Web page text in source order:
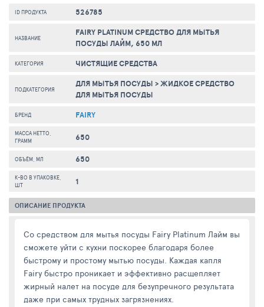
ID ПРОДУКТА 526785
НАЗВАНИЕ
FAIRY PLATINUM СРЕДСТВО ДЛЯ МЫТЬЯ
ПОСУДЫ ЛАЙМ, 650 МЛ
КАТЕГОРИЯ ЧИСТЯЩИЕ СРЕДСТВА
ПОДКАТЕГОРИЯ ДЛЯ МЫТЬЯ ПОСУДЫ >ЖИДКОЕ СРЕДСТВО
ДЛЯ МЫТЬЯ ПОСУДЫ
БРЕНД FAIRY
МАССА НЕТТО,
ГРАММ
650
ОБЪЁМ, МЛ 650
К-ВО В УПАКОВКЕ,
ШТ
1
ОПИСАНИЕ ПРОДУКТА
Со средством для мытья посуды Fairy Platinum Лайм вы
сможете уйти с кухни поскорее благодаря более
быстрому и простому мытью посуды. Каждая капля
Fairy быстро проникает и эффективно расщепляет
жирный налет на посуде для безупречного результата
даже при самых трудных загрязнениях.